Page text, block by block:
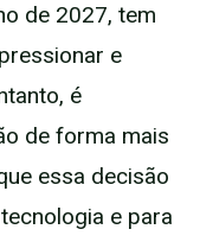
de 2027, tem
e
é
de forma mais
essa decisão
e para